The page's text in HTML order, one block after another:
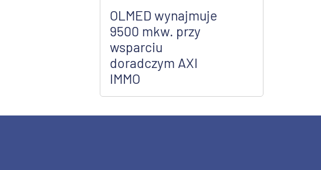
OLMED wynajmuje
9500 mkw. przy
wsparciu
doradczym AXI
IMMO